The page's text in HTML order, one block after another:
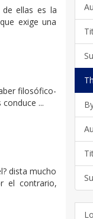
ellas es la
exige una
filosófico-
...
dista mucho
el contrario,